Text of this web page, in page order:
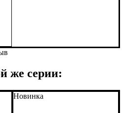
же серии:
Новинка